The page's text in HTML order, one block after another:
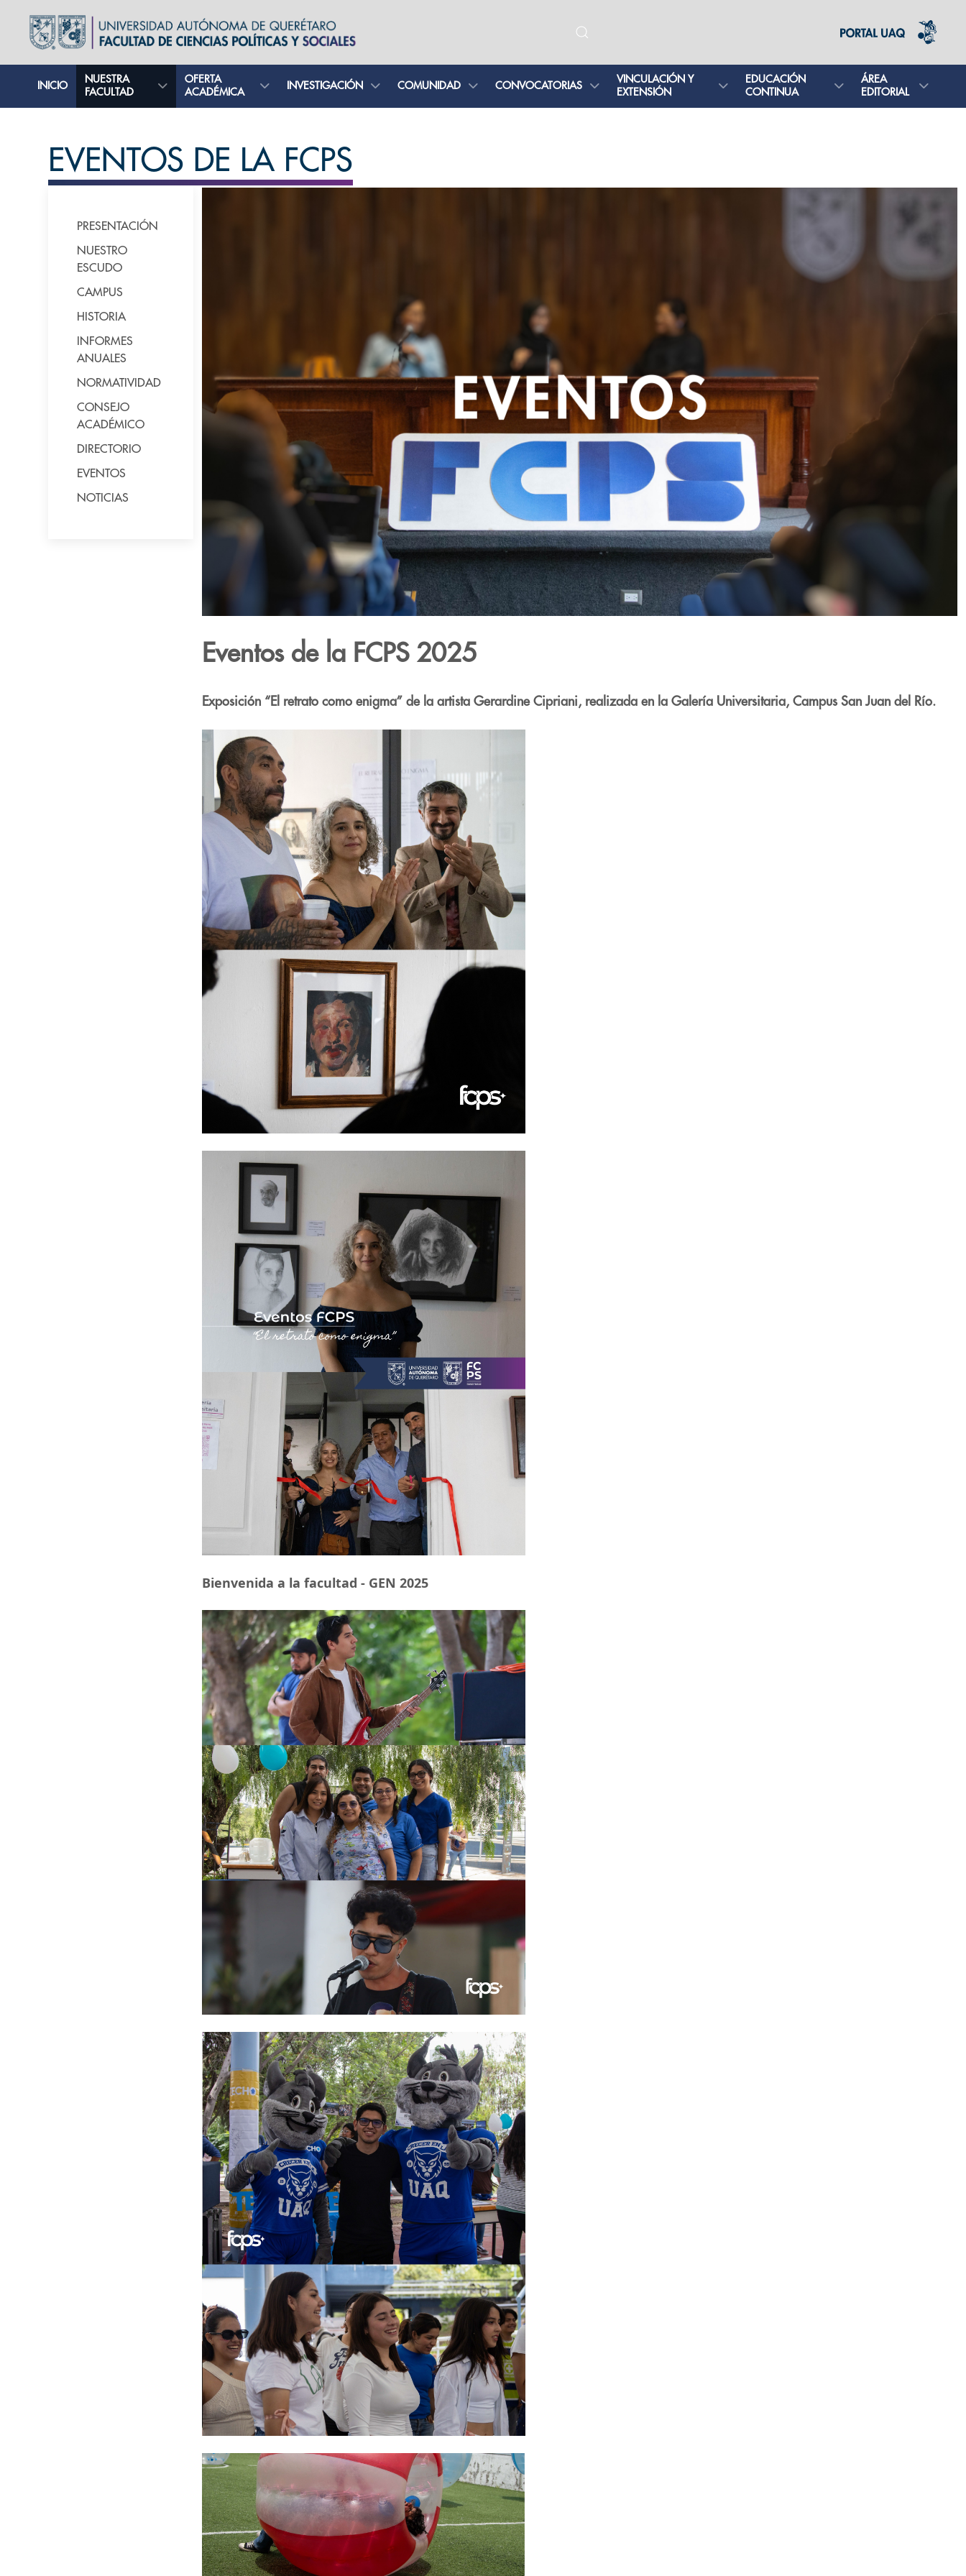
INICIO
NUESTRA
FACULTAD
OFERTA
ACADÉMICA
INVESTIGACIÓN COMUNIDAD CONVOCATORIAS
VINCULACIÓN Y
EXTENSIÓN
EDUCACIÓN
CONTINUA
ÁREA
EDITORIAL
EVENTOS DE LA FCPS
PRESENTACIÓN
NUESTRO
ESCUDO
CAMPUS
HISTORIA
INFORMES
ANUALES
NORMATIVIDAD
CONSEJO
ACADÉMICO
DIRECTORIO
EVENTOS
NOTICIAS
Eventos de la FCPS 2025
Exposición “El retrato como enigma” de la artista Gerardine Cipriani, realizada en la Galería Universitaria, Campus San Juan del Río.
Bienvenida a la facultad - GEN 2025